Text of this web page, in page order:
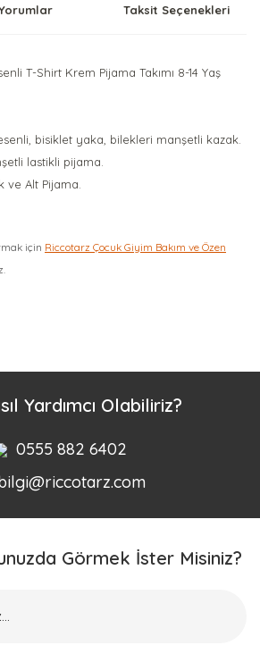
Taksit Seçenekleri
T-Shirt Krem Pijama Takımı 8-14 Yaş
bisiklet yaka, bilekleri manşetli kazak.
lastikli pijama.
ve Alt Pijama.
için Riccotarz Çocuk Giyim Bakım ve Özen
Yardımcı Olabiliriz?
0555 882 6402
Görmek İster Misiniz?